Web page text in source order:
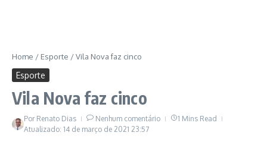
Home / Esporte /Vila Nova faz cinco
Esporte
Vila Nova faz cinco
Por Renato Dias Nenhum comentário
1 Mins Read
Atualizado: 14 de março de 2021 23:57